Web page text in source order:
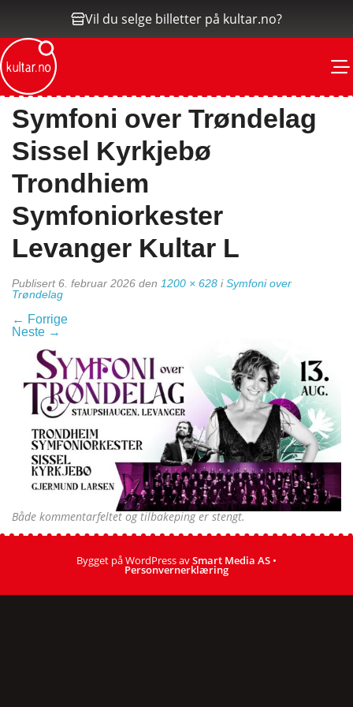
Vil du selge billetter på kultar.no?
Symfoni over Trøndelag
Sissel Kyrkjebø
Trondhiem
Symfoniorkester
Levanger Kultar L
Publisert 6. februar 2026 den 1200 × 628 iSymfoni over
Trøndelag
← Forrige
Neste →
Både kommentarfeltet og tilbakeping er stengt.
Bygget på WordPress avSmart Media AS •
Personvernerklæring